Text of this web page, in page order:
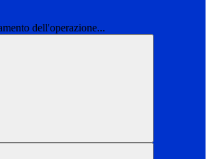
dell'operazione...